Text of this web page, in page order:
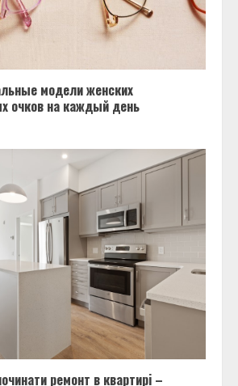
модели женских
очков на каждый день
ремонт в квартирі –